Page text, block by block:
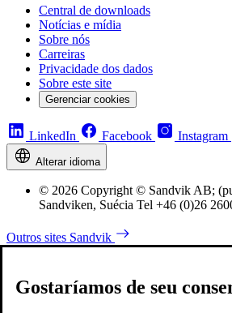
Central de downloads
Notícias e mídia
Sobre nós
Carreiras
Privacidade dos dados
Sobre este site
Gerenciar cookies
LinkedIn Facebook Instagram
Alterar idioma
© 2026 Copyright © Sandvik AB;
Sandviken, Suécia Tel +46 (0)26
Outros sites Sandvik
Gostaríamos de seu